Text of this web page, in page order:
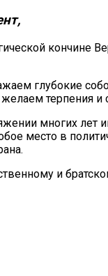
кончине
глубокие
терпения и
многих лет
место в
и